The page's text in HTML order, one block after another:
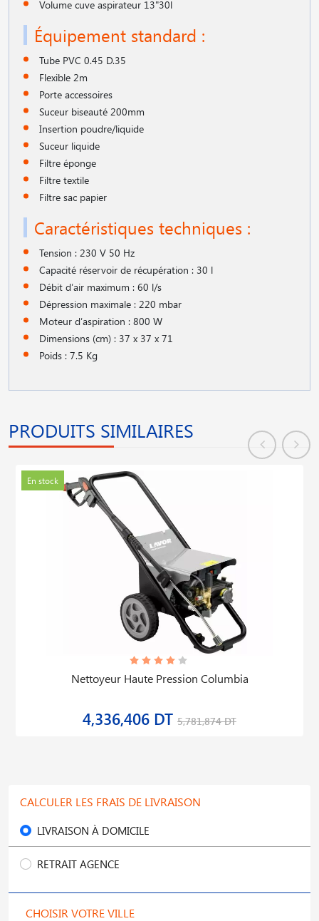
Volume cuve aspirateur 13"30l
Équipement standard :
Tube PVC 0.45 D.35
Flexible 2m
Porte accessoires
Suceur biseauté 200mm
Insertion poudre/liquide
Suceur liquide
Filtre éponge
Filtre textile
Filtre sac papier
Caractéristiques techniques :
Tension : 230 V 50 Hz
Capacité réservoir de récupération : 30 l
Débit d′air maximum : 60 l/s
Dépression maximale : 220 mbar
Moteur d′aspiration : 800 W
Dimensions (cm) : 37 x 37 x 71
Poids : 7.5 Kg
PRODUITS SIMILAIRES
En stock
Nettoyeur Haute Pression Columbia
4,336,406 DT 5,781,874 DT
CALCULER LES FRAIS DE LIVRAISON
LIVRAISON À DOMICILE
RETRAIT AGENCE
CHOISIR VOTRE VILLE